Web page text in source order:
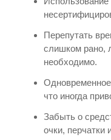
Перепутать
слишком рано,
необходимо.
что иногда
Забыть о
очки, перчатки